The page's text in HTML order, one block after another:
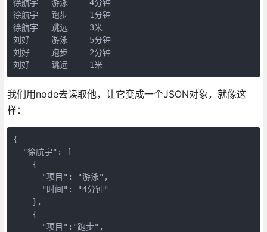
徐航宇	游泳	4分钟
徐航宇	跑步	1分钟
徐航宇	跳远	3米
刘好	游泳	5分钟
刘好	跑步	2分钟
我们用node去读取他，让它变成一个JSON对象，就像这
样：
{
  "徐航宇": [
    {
      "项目": "游泳",
      "时间": "4分钟"
    },
    {
      "项目":"跑步",